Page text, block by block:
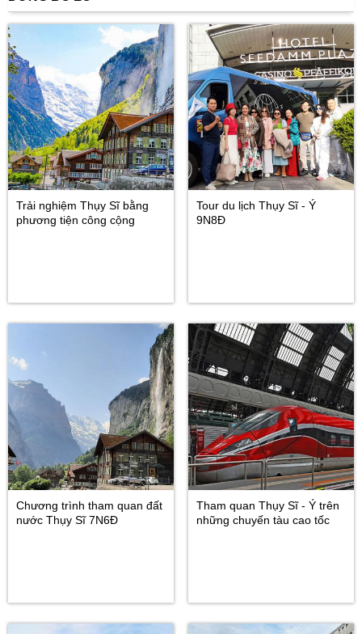
Trải nghiệm Thụy Sĩ bằng
phương tiện công cộng
Tour du lịch Thụy Sĩ - Ý
9N8Đ
Chương trình tham quan đất
nước Thụy Sĩ 7N6Đ
Tham quan Thụy Sĩ - Ý trên
những chuyến tàu cao tốc